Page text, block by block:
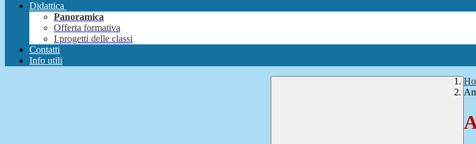
Didattica
Panoramica
Offerta formativa
I progetti delle classi
Contatti
Info utili